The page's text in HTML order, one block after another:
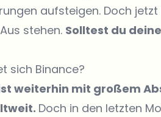
aufsteigen. Doch
stehen. Solltest du
sich Binance?
weiterhin mit großem
Doch in den letzten